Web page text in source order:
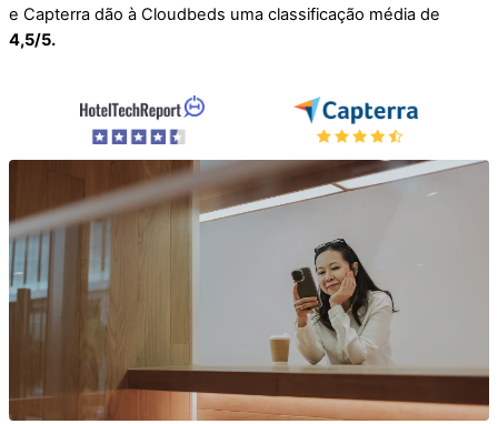
e Capterra dão à Cloudbeds uma classificação média de
4,5/5.